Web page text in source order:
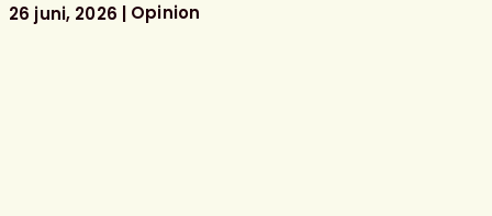
26 juni, 2026 Opinion